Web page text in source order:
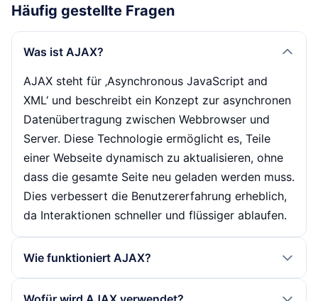
Häufig gestellte Fragen
Was ist AJAX?
AJAX steht für ‚Asynchronous JavaScript and
XML‘ und beschreibt ein Konzept zur asynchronen
Datenübertragung zwischen Webbrowser und
Server. Diese Technologie ermöglicht es, Teile
einer Webseite dynamisch zu aktualisieren, ohne
dass die gesamte Seite neu geladen werden muss.
Dies verbessert die Benutzererfahrung erheblich,
da Interaktionen schneller und flüssiger ablaufen.
Wie funktioniert AJAX?